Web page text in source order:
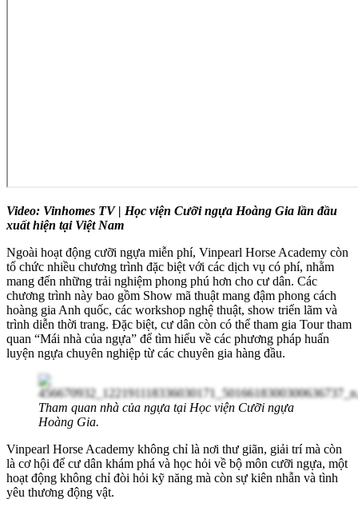
Video: Vinhomes TV | Học viện Cưỡi ngựa Hoàng Gia lần đầu
xuất hiện tại Việt Nam
Ngoài hoạt động cưỡi ngựa miễn phí, Vinpearl Horse Academy còn
tổ chức nhiều chương trình đặc biệt với các dịch vụ có phí, nhằm
mang đến những trải nghiệm phong phú hơn cho cư dân. Các
chương trình này bao gồm Show mã thuật mang đậm phong cách
hoàng gia Anh quốc, các workshop nghệ thuật, show triển lãm và
trình diễn thời trang. Đặc biệt, cư dân còn có thể tham gia Tour tham
quan “Mái nhà của ngựa” để tìm hiểu về các phương pháp huấn
luyện ngựa chuyên nghiệp từ các chuyên gia hàng đầu.
Tham quan nhà của ngựa tại Học viện Cưỡi ngựa
Hoàng Gia.
Vinpearl Horse Academy không chỉ là nơi thư giãn, giải trí mà còn
là cơ hội để cư dân khám phá và học hỏi về bộ môn cưỡi ngựa, một
hoạt động không chỉ đòi hỏi kỹ năng mà còn sự kiên nhẫn và tình
yêu thương động vật.